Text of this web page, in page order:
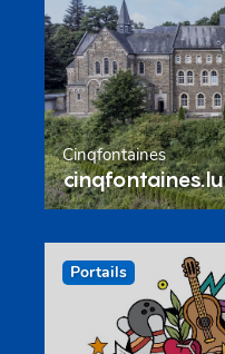
Cinqfontaines
cinqfontaines.lu
Portails